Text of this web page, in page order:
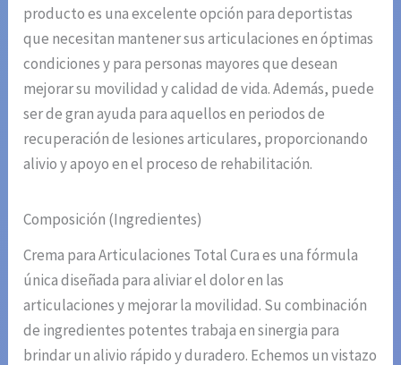
producto es una excelente opción para deportistas
que necesitan mantener sus articulaciones en óptimas
condiciones y para personas mayores que desean
mejorar su movilidad y calidad de vida. Además, puede
ser de gran ayuda para aquellos en periodos de
recuperación de lesiones articulares, proporcionando
alivio y apoyo en el proceso de rehabilitación.
Composición (Ingredientes)
Crema para Articulaciones Total Cura es una fórmula
única diseñada para aliviar el dolor en las
articulaciones y mejorar la movilidad. Su combinación
de ingredientes potentes trabaja en sinergia para
brindar un alivio rápido y duradero. Echemos un vistazo